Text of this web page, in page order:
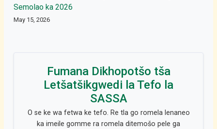
Semolao ka 2026
May 15, 2026
Fumana Dikhopotšo tša
Letšatšikgwedi la Tefo la
SASSA
O se ke wa fetwa ke tefo. Re tla go romela lenaneo
ka imeile gomme ra romela ditemošo pele ga